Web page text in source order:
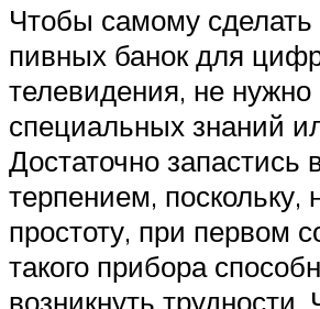
Чтобы самому сделать
пивных банок для
телевидения, не нужно
специальных знаний
Достаточно запастись
терпением, поскольку,
простоту, при первом
такого прибора
возникнуть трудности.